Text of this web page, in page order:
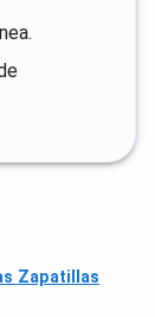
Zapatillas